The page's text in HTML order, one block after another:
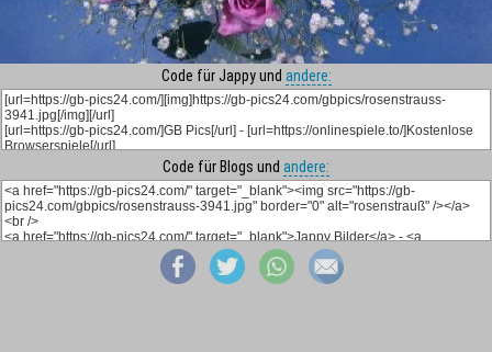
Code für Jappy und andere:
Code für Blogs und andere: